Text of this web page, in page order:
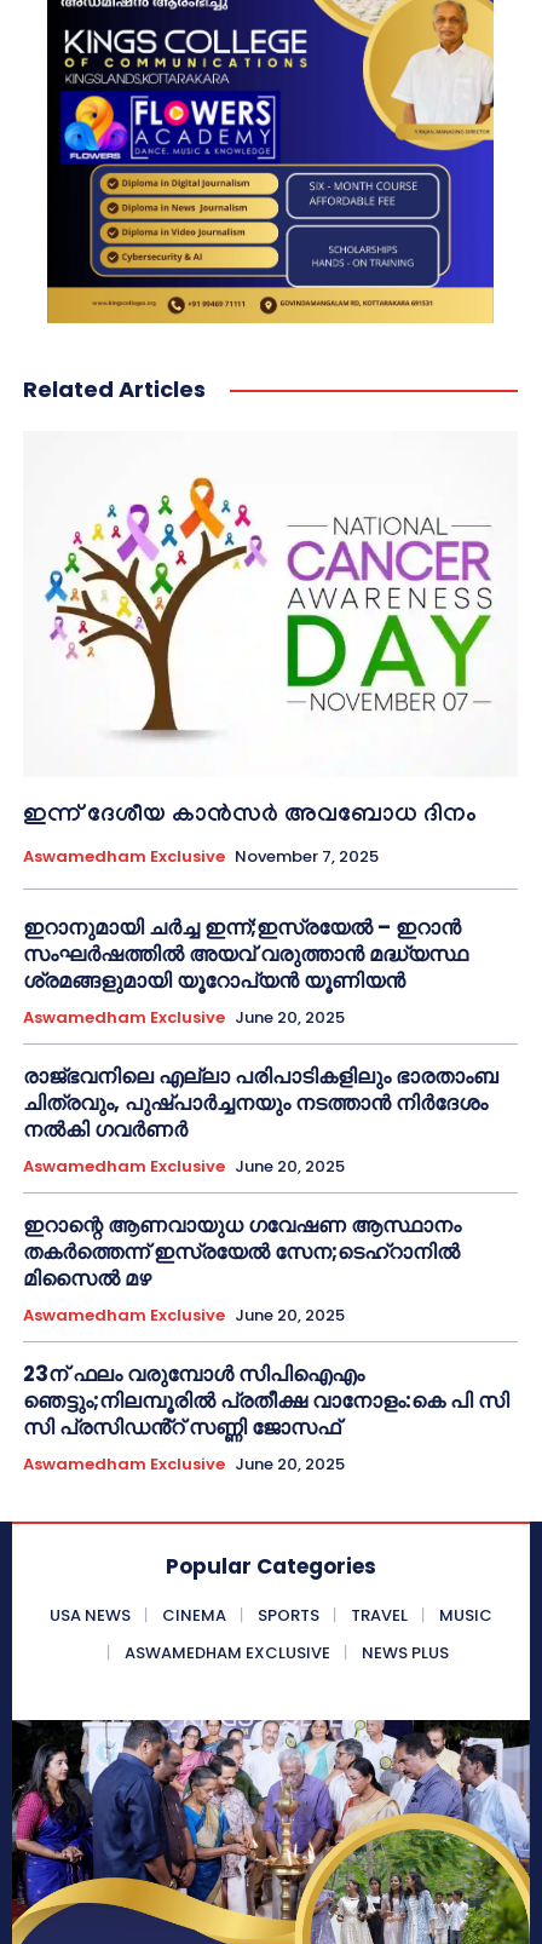
Related Articles
ഇന്ന് ദേശീയ കാൻസർ അവബോധ ദിനം
Aswamedham Exclusive November 7, 2025
ഇറാനുമായി ചർച്ച ഇന്ന്;ഇസ്രയേൽ – ഇറാൻ
സംഘർഷത്തിൽ അയവ് വരുത്താൻ മദ്ധ്യസ്ഥ
ശ്രമങ്ങളുമായി യൂറോപ്യൻ യൂണിയൻ
Aswamedham Exclusive June 20, 2025
രാജ്ഭവനിലെ എല്ലാ പരിപാടികളിലും ഭാരതാംബ
ചിത്രവും, പുഷ്പാർച്ചനയും നടത്താൻ നിർദേശം
നൽകി ഗവർണർ
Aswamedham Exclusive June 20, 2025
ഇറാന്റെ ആണവായുധ ഗവേഷണ ആസ്ഥാനം
തകർത്തെന്ന് ഇസ്രയേൽ സേന;ടെഹ്റാനിൽ
മിസൈൽ മഴ
Aswamedham Exclusive June 20, 2025
23ന് ഫലം വരുമ്പോൾ സിപിഐഎം
ഞെട്ടും;നിലമ്പൂരിൽ പ്രതീക്ഷ വാനോളം:കെ പി സി
സി പ്രസിഡൻ്റ് സണ്ണി ജോസഫ്
Aswamedham Exclusive June 20, 2025
Popular Categories
USA NEWS CINEMA SPORTS TRAVEL
MUSIC
ASWAMEDHAM EXCLUSIVE
NEWS PLUS